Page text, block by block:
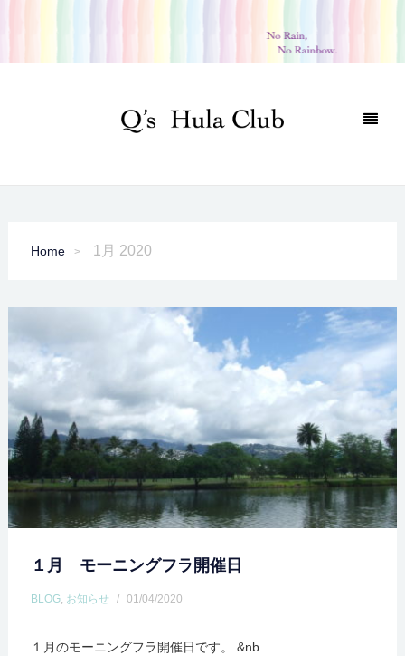
Home 1月 2020
１月 モーニングフラ開催日
BLOG, お知らせ / 01/04/2020
１月のモーニングフラ開催日です。 &nb…